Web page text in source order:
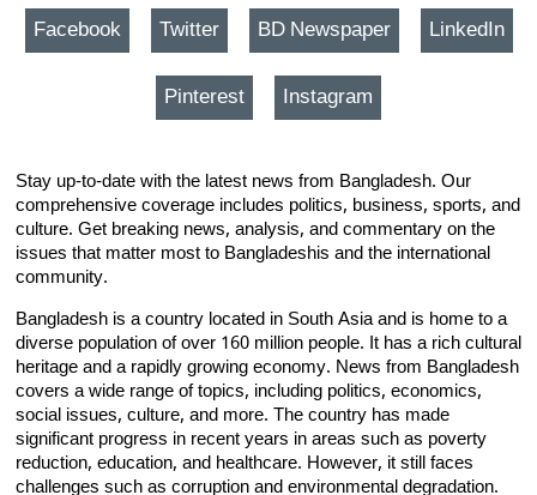
Facebook Twitter BD Newspaper LinkedIn
Pinterest Instagram
Stay up-to-date with the latest news from Bangladesh. Our
comprehensive coverage includes politics, business, sports, and
culture. Get breaking news, analysis, and commentary on the
issues that matter most to Bangladeshis and the international
community.
Bangladesh is a country located in South Asia and is home to a
diverse population of over 160 million people. It has a rich cultural
heritage and a rapidly growing economy. News from Bangladesh
covers a wide range of topics, including politics, economics,
social issues, culture, and more. The country has made
significant progress in recent years in areas such as poverty
reduction, education, and healthcare. However, it still faces
challenges such as corruption and environmental degradation.